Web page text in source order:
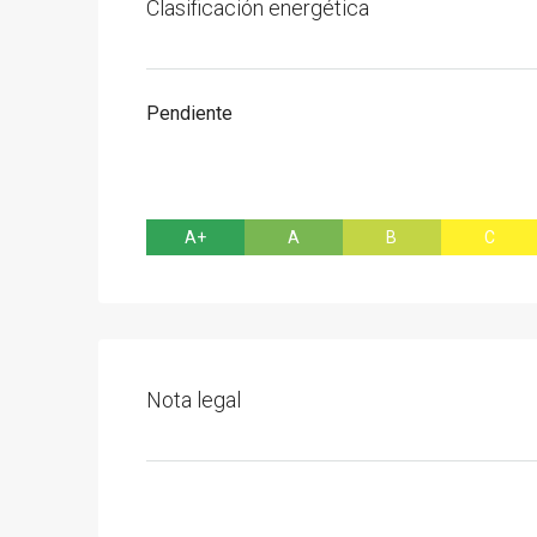
Clasificación energética
Pendiente
A+ A B C
Nota legal